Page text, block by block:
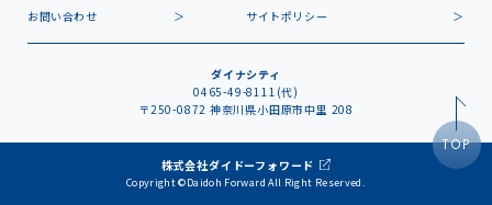
お問い合わせ
サイトポリシー
ダイナシティ
0465-49-8111(代)
〒250-0872 神奈川県小田原市中里 208
TOP
株式会社ダイドーフォワード
Copyright ©Daidoh Forward All Right Reserved.